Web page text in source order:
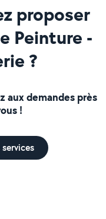
proposer
Peinture -
?
aux demandes près
!